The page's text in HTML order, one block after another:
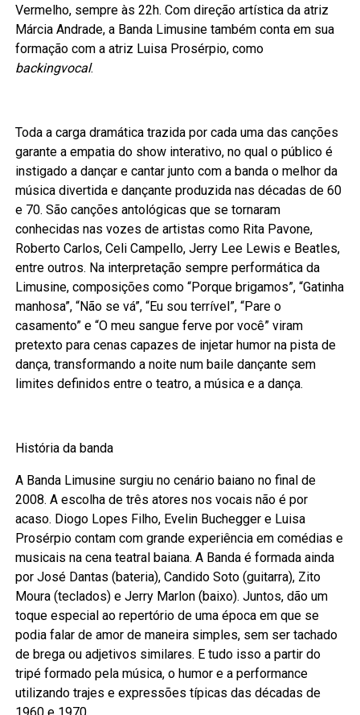
Vermelho, sempre às 22h. Com direção artística da atriz
Márcia Andrade, a Banda Limusine também conta em sua
formação com a atriz Luisa Prosérpio, como
backingvocal.
Toda a carga dramática trazida por cada uma das canções
garante a empatia do show interativo, no qual o público é
instigado a dançar e cantar junto com a banda o melhor da
música divertida e dançante produzida nas décadas de 60
e 70. São canções antológicas que se tornaram
conhecidas nas vozes de artistas como Rita Pavone,
Roberto Carlos, Celi Campello, Jerry Lee Lewis e Beatles,
entre outros. Na interpretação sempre performática da
Limusine, composições como “Porque brigamos”, “Gatinha
manhosa”, “Não se vá”, “Eu sou terrível”, “Pare o
casamento” e “O meu sangue ferve por você” viram
pretexto para cenas capazes de injetar humor na pista de
dança, transformando a noite num baile dançante sem
limites definidos entre o teatro, a música e a dança.
História da banda
A Banda Limusine surgiu no cenário baiano no final de
2008. A escolha de três atores nos vocais não é por
acaso. Diogo Lopes Filho, Evelin Buchegger e Luisa
Prosérpio contam com grande experiência em comédias e
musicais na cena teatral baiana. A Banda é formada ainda
por José Dantas (bateria), Candido Soto (guitarra), Zito
Moura (teclados) e Jerry Marlon (baixo). Juntos, dão um
toque especial ao repertório de uma época em que se
podia falar de amor de maneira simples, sem ser tachado
de brega ou adjetivos similares. E tudo isso a partir do
tripé formado pela música, o humor e a performance
utilizando trajes e expressões típicas das décadas de